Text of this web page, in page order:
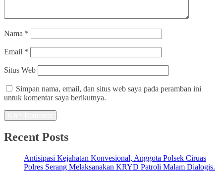
Nama *
Email *
Situs Web
Simpan nama, email, dan situs web saya pada peramban ini
untuk komentar saya berikutnya.
Recent Posts
Antisipasi Kejahatan Konvesional, Anggota Polsek Ciruas
Polres Serang Melaksanakan KRYD Patroli Malam Dialogis.